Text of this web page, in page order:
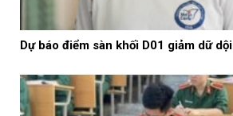
Dự báo điểm sàn khối D01 giảm dữ dội